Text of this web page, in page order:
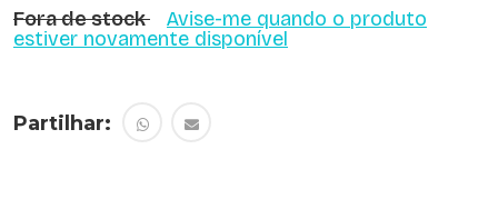
Fora de stock
Avise-me quando o produto
estiver novamente disponível
Partilhar: